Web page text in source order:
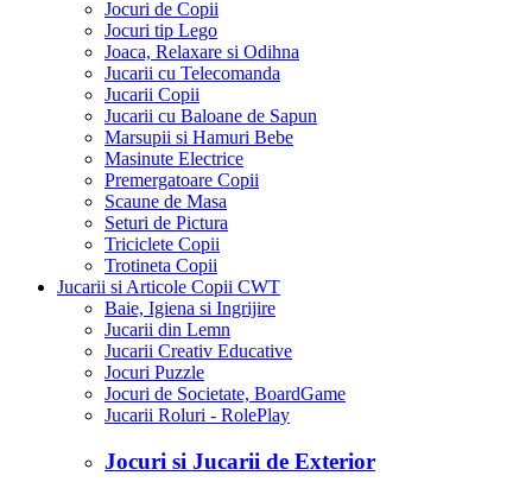
Jocuri de Copii
Jocuri tip Lego
Joaca, Relaxare si Odihna
Jucarii cu Telecomanda
Jucarii Copii
Jucarii cu Baloane de Sapun
Marsupii si Hamuri Bebe
Masinute Electrice
Premergatoare Copii
Scaune de Masa
Seturi de Pictura
Triciclete Copii
Trotineta Copii
Jucarii si Articole Copii CWT
Baie, Igiena si Ingrijire
Jucarii din Lemn
Jucarii Creativ Educative
Jocuri Puzzle
Jocuri de Societate, BoardGame
Jucarii Roluri - RolePlay
Jocuri si Jucarii de Exterior